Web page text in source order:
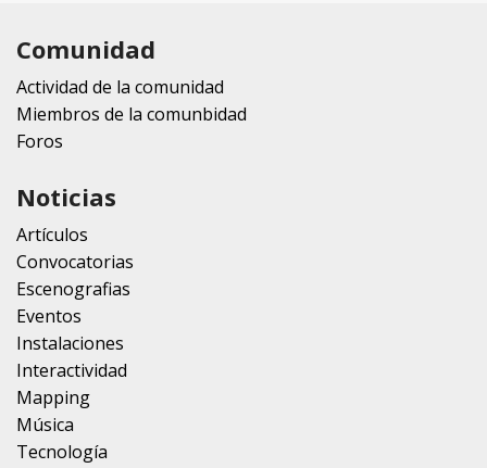
Comunidad
Actividad de la comunidad
Miembros de la comunbidad
Foros
Noticias
Artículos
Convocatorias
Escenografias
Eventos
Instalaciones
Interactividad
Mapping
Música
Tecnología